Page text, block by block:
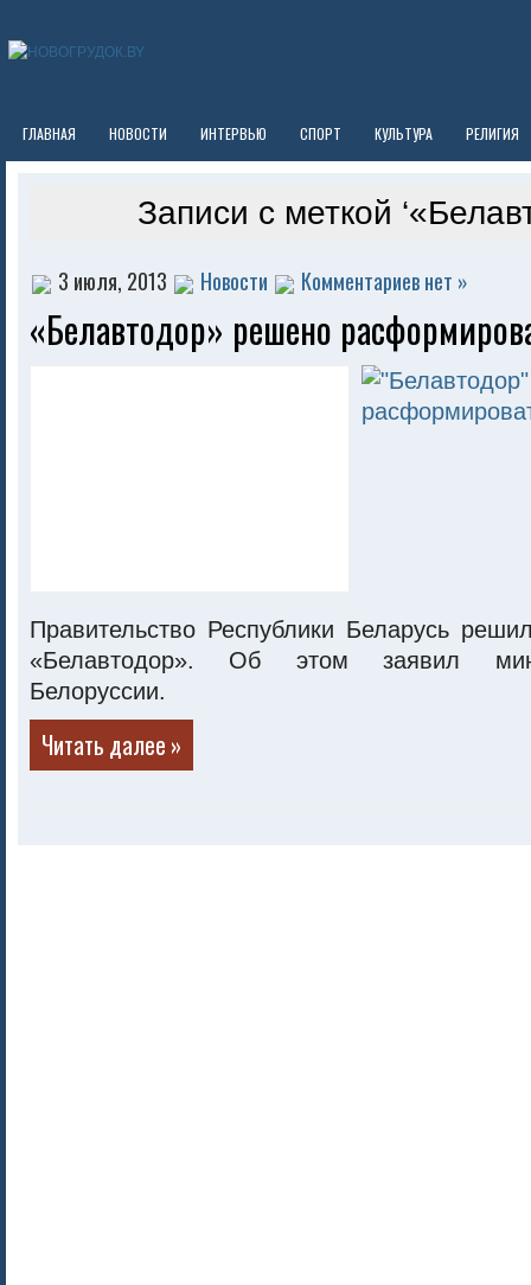
ГЛАВНАЯ НОВОСТИ ИНТЕРВЬЮ СПОРТ КУЛЬТУРА РЕЛИГИЯ
Записи с меткой
3 июля, 2013 Новости Комментариев нет »
«Белавтодор» решено
Правительство Республики Беларусь
«Белавтодор». Об этом заявил
Белоруссии.
Читать далее »